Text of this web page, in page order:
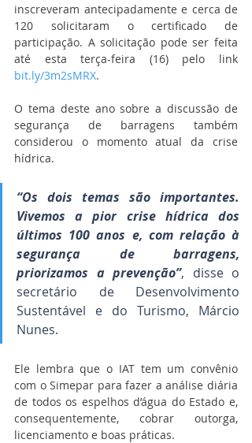
inscreveram antecipadamente e cerca de
120 solicitaram o certificado de
participação. A solicitação pode ser feita
bit.ly/3m2sMRX.
O tema deste ano sobre a discussão de
segurança de barragens também
considerou o momento atual da crise
hídrica.
“Os dois temas são importantes.
Vivemos a pior crise hídrica dos
últimos 100 anos e, com relação à
segurança de barragens,
priorizamos a prevenção”, disse o
secretário de Desenvolvimento
Sustentável e do Turismo, Márcio
Nunes.
Ele lembra que o IAT tem um convênio
com o Simepar para fazer a análise diária
de todos os espelhos d’água do Estado e,
consequentemente, cobrar outorga,
licenciamento e boas práticas.